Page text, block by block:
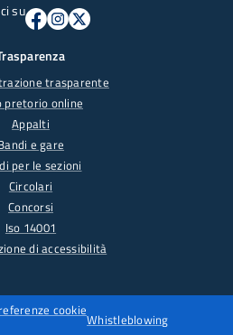
su
trasparente
pretorio online
Appalti
e gare
per le sezioni
Circolari
Concorsi
Iso 14001
di accessibilità
cookie
Whistleblowing